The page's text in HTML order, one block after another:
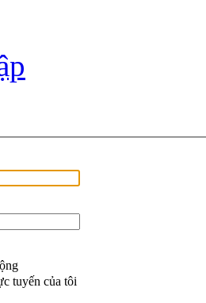
tuyến của tôi